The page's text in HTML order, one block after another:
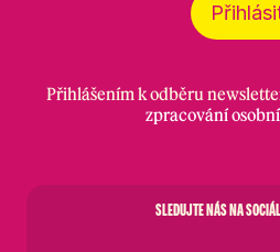
Přihlášením k odběru
zpracování
SLEDUJTE NÁS NA